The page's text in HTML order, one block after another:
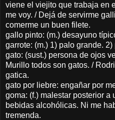
viene el viejito que trabaja en
me voy. / Dejá de servirme
comerme un buen filete.
gallo pinto: (m.) desayuno
garrote: (m.) 1) palo grande.
gato: (sust.) persona de ojos
Murillo todos son gatos. /
gatica.
gato por liebre: engañar por
goma: (f.) malestar posterior a
bebidas alcohólicas. Ni me
tremenda.